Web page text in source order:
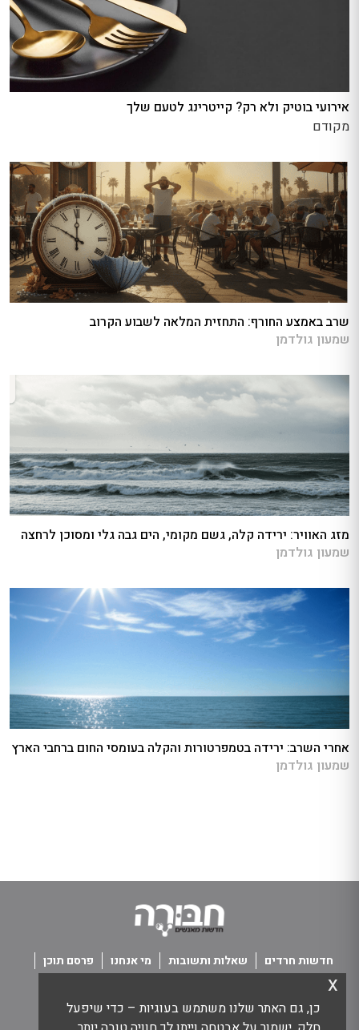
כן, גם האתר שלנו משתמש בעוגיות – כדי שיפעל
x
אירועי בוטיק ולא רק? קייטרינג לטעם שלך
מקודם
שרב באמצע החורף: התחזית המלאה לשבוע הקרוב
שמעון גולדמן
מזג האוויר: ירידה קלה, גשם מקומי, הים גבה גלי ומסוכן לרחצה
שמעון גולדמן
אחרי השרב: ירידה בטמפרטורות והקלה בעומסי החום ברחבי הארץ
שמעון גולדמן
חדשות חרדים שאלות ותשובות מי אנחנו
פרסם תוכן
כל הזכויות שמורות חבורה - חדשות מאנשים